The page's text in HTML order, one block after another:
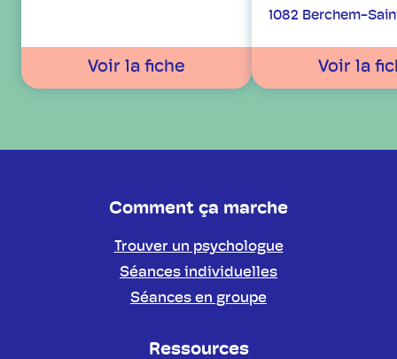
Voir la fiche
1082 Berchem-
Voir la
Comment ça marche
Trouver un psychologue
Séances individuelles
Séances en groupe
Ressources